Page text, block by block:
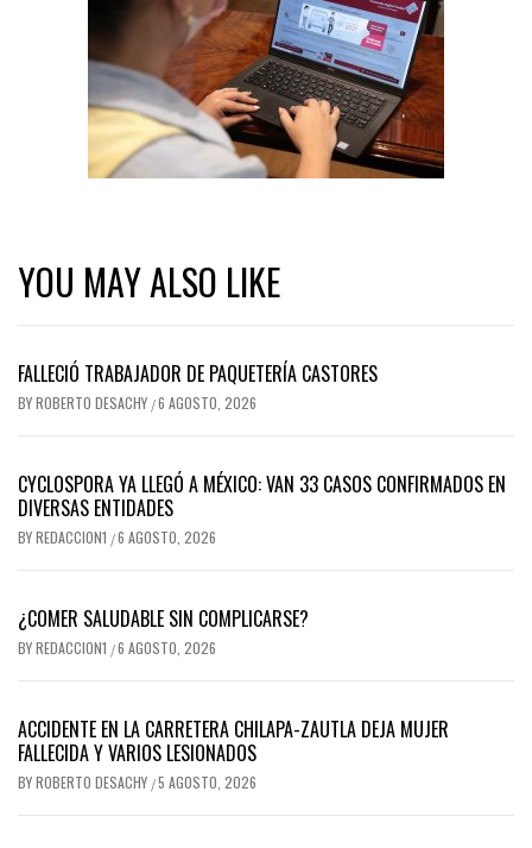
YOU MAY ALSO LIKE
FALLECIÓ TRABAJADOR DE PAQUETERÍA CASTORES
BYROBERTO DESACHY /6 AGOSTO, 2026
CYCLOSPORA YA LLEGÓ A MÉXICO: VAN 33 CASOS CONFIRMADOS EN
DIVERSAS ENTIDADES
BYREDACCION1 /6 AGOSTO, 2026
¿COMER SALUDABLE SIN COMPLICARSE?
BYREDACCION1 /6 AGOSTO, 2026
ACCIDENTE EN LA CARRETERA CHILAPA-ZAUTLA DEJA MUJER
FALLECIDA Y VARIOS LESIONADOS
BYROBERTO DESACHY /5 AGOSTO, 2026